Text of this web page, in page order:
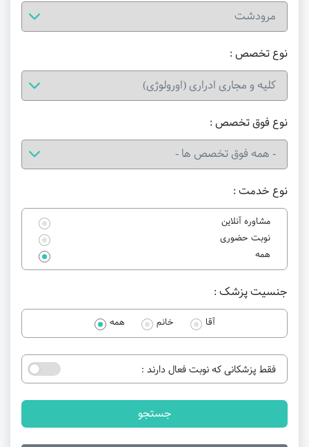
نوع خدمت :
مشاوره آنلاین
نوبت حضوری
همه
نوع تخصص :
نوع فوق تخصص :
جنسیت پزشک :
آقا خانم همه
فقط پزشکانی که نوبت فعال دارند :
جستجو